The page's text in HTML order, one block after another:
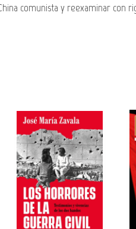
comunista y reexaminar con